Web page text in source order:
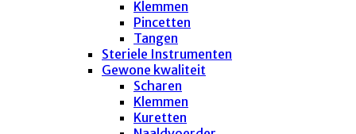
Klemmen
Pincetten
Tangen
Steriele Instrumenten
Gewone kwaliteit
Scharen
Klemmen
Kuretten